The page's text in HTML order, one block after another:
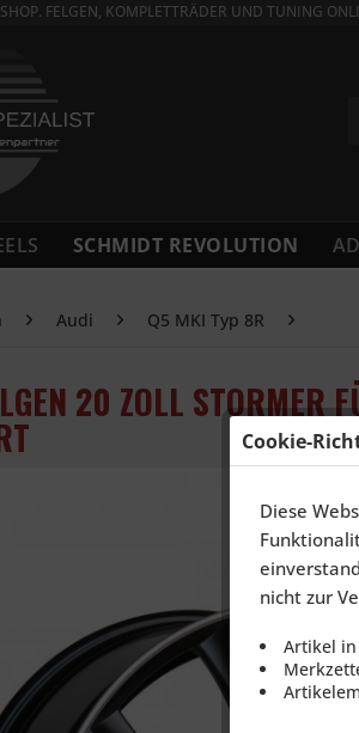
FELGEN, KOMPLETTRÄDER UND TUNING
SCHMIDT REVOLUTION
Audi Q5 MKI Typ 8R
20 ZOLL STORMER
Cookie-
Diese
nicht zur
Artikel